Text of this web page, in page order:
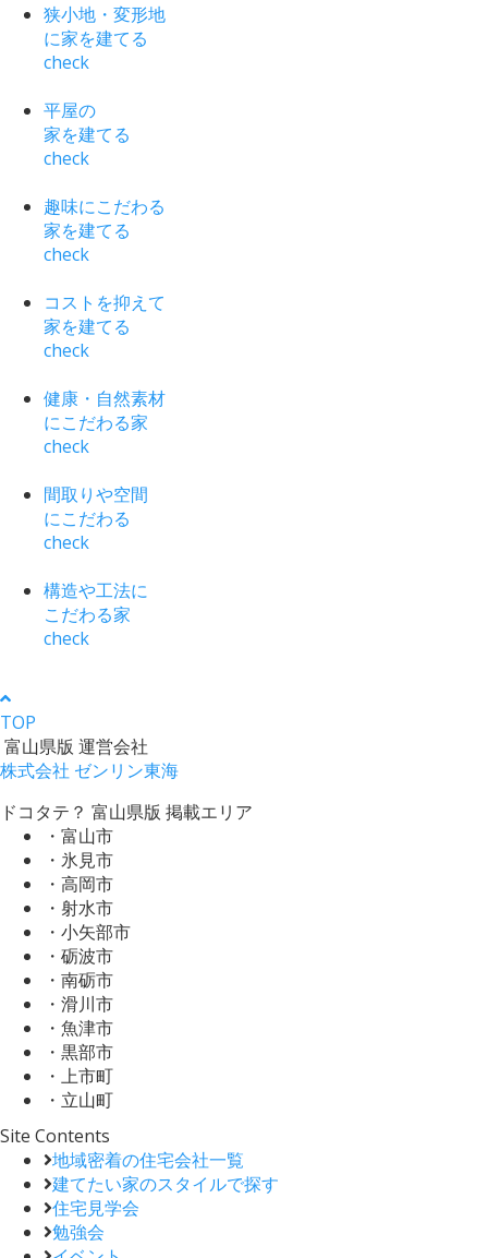
狭小地・変形地
に家を建てる
check
平屋の
家を建てる
check
趣味にこだわる
家を建てる
check
コストを抑えて
家を建てる
check
健康・自然素材
にこだわる家
check
間取りや空間
にこだわる
check
構造や工法に
こだわる家
check
TOP
富山県版 運営会社
株式会社 ゼンリン東海
ドコタテ？ 富山県版 掲載エリア
・富山市
・氷見市
・高岡市
・射水市
・小矢部市
・砺波市
・南砺市
・滑川市
・魚津市
・黒部市
・上市町
・立山町
Site Contents
地域密着の住宅会社一覧
建てたい家のスタイルで探す
住宅見学会
勉強会